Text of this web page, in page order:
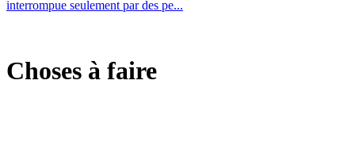
interrompue seulement par des pe...
Choses à faire